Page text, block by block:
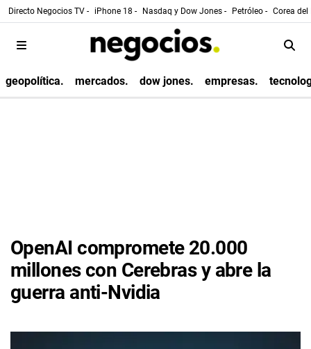
Directo Negocios TV - iPhone 18 - Nasdaq y Dow Jones - Petróleo - Corea
geopolítica. mercados. dow jones. empresas.
OpenAI compromete 20.000
millones con Cerebras y abre la
guerra anti-Nvidia